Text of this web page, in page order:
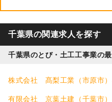
千葉県の関連求人を探す
千葉県のとび・土工工事業の
株式会社 髙梨工業（市原市）
有限会社 京葉土建（千葉市）